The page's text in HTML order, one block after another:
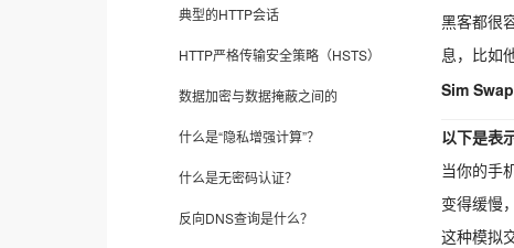
典型的HTTP会话
HTTP严格传输安全策略（HSTS）
数据加密与数据掩蔽之间的
什么是“隐私增强计算”？
什么是无密码认证？
反向DNS查询是什么？
黑客都很
息，比如
Sim
以下是表
当你的手
变得缓慢
这种模拟